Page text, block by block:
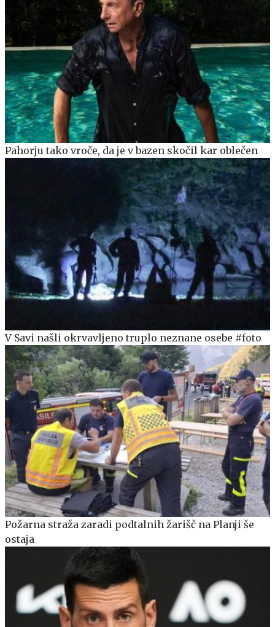
Pahorju tako vroče, da je v bazen skočil kar oblečen
V Savi našli okrvavljeno truplo neznane osebe #foto
Požarna straža zaradi podtalnih žarišč na Planji še
ostaja